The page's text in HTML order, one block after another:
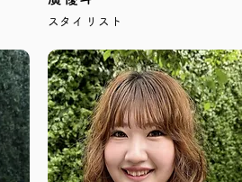
​スタイリスト